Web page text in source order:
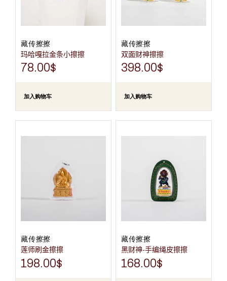
藏传擦擦
玛哈嘎拉金条小擦擦
78.00$
加入购物车
藏传擦擦
双面财神擦擦
398.00$
加入购物车
藏传擦擦
莲师刷金擦擦
198.00$
藏传擦擦
黑财神-手编绳皮擦擦
168.00$